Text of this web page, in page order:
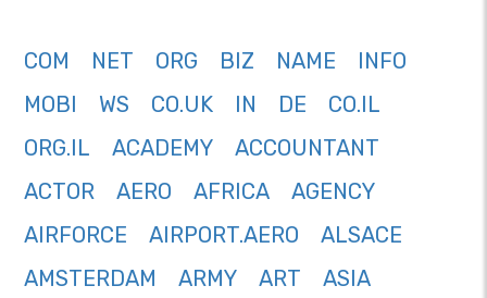
COM NET ORG BIZ NAME
INFO
MOBI
WS CO.UK IN DE
CO.IL
ORG.IL
ACADEMY
ACCOUNTANT
ACTOR
AERO AFRICA
AGENCY
AIRFORCE
AIRPORT.AERO
ALSACE
AMSTERDAM
ARMY ART
ASIA